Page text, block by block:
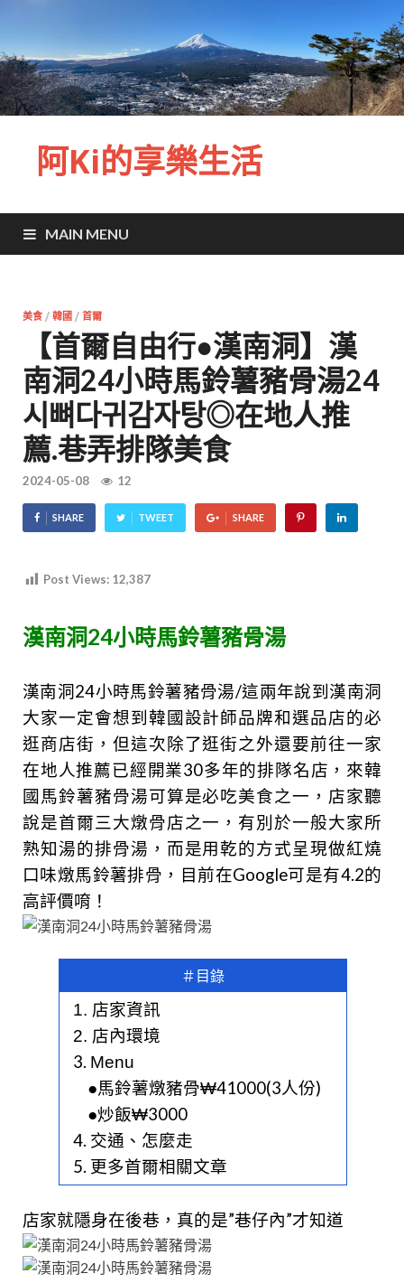
阿Ki的享樂生活
MAIN MENU
美食 / 韓國 / 首爾
【首爾自由行●漢南洞】漢
南洞24小時馬鈴薯豬骨湯24
시뼈다귀감자탕◎在地人推
薦.巷弄排隊美食
2024-05-08 12
SHARE TWEET SHARE
Post Views: 12,387
漢南洞24小時馬鈴薯豬骨湯
漢南洞24小時馬鈴薯豬骨湯/這兩年說到漢南洞
大家一定會想到韓國設計師品牌和選品店的必
逛商店街，但這次除了逛街之外還要前往一家
在地人推薦已經開業30多年的排隊名店，來韓
國馬鈴薯豬骨湯可算是必吃美食之一，店家聽
說是首爾三大燉骨店之一，有別於一般大家所
熟知湯的排骨湯，而是用乾的方式呈現做紅燒
口味燉馬鈴薯排骨，目前在Google可是有4.2的
高評價唷！
＃目錄
1. 店家資訊
2. 店內環境
3. Menu
●馬鈴薯燉豬骨₩41000(3人份)
●炒飯₩3000
4. 交通、怎麼走
5. 更多首爾相關文章
店家就隱身在後巷，真的是”巷仔內”才知道